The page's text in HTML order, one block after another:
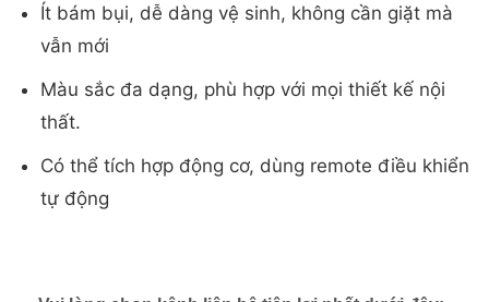
Ít bám bụi, dễ dàng vệ sinh, không cần giặt mà
vẫn mới
Màu sắc đa dạng, phù hợp với mọi thiết kế nội
thất.
Có thể tích hợp động cơ, dùng remote điều khiển
tự động